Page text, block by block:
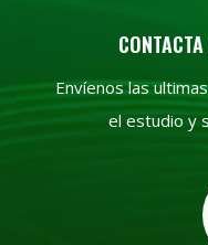
Envíenos las
el estudio y